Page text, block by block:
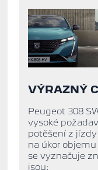
VÝRAZNÝ
Peugeot 308
vysoké
potěšení z
na úkor
se vyznačuje
jsou: